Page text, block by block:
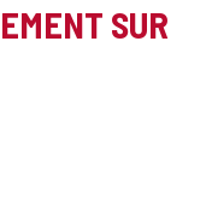
SUR